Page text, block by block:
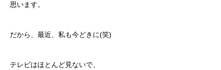
思います。
だから、最近、私も今どきに(笑)
テレビはほとんど見ないで、